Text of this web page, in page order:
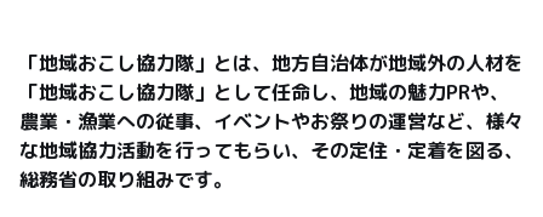
「地域おこし協力隊」とは、地方自治体が地域外の人材を
「地域おこし協力隊」として任命し、地域の魅力PRや、
農業・漁業への従事、イベントやお祭りの運営など、様々
な地域協力活動を行ってもらい、その定住・定着を図る、
総務省の取り組みです。